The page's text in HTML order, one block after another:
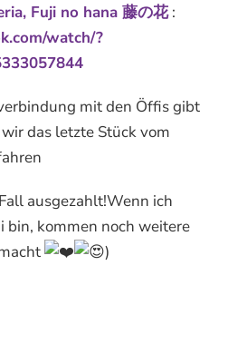
Fuji no hana 藤の花:
watch/?
mit den Öffis gibt
das letzte Stück vom
ausgezahlt!Wenn ich
bin, kommen noch weitere
)